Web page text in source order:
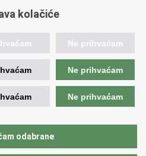
RH
rata Vukovar
Domovinskog rata
kolačiće
Ne prihvaćam
Ne prihvaćam
Ne prihvaćam
odabrane